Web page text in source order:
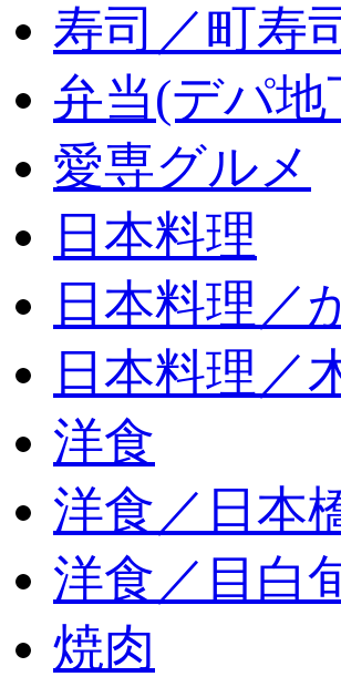
寿司／町寿
弁当(デパ
愛専グルメ
日本料理
日本料理／
日本料理／
洋食
洋食／日本
洋食／目白
焼肉